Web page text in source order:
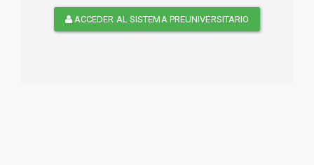
ACCEDER AL SISTEMA PREUNIVERSITARIO